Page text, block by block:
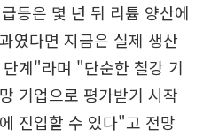
등은 몇 년 뒤 리튬 양산에
였다면 지금은 실제 생산
계"라며 "단순한 철강 기
기업으로 평가받기 시작
진입할 수 있다"고 전망